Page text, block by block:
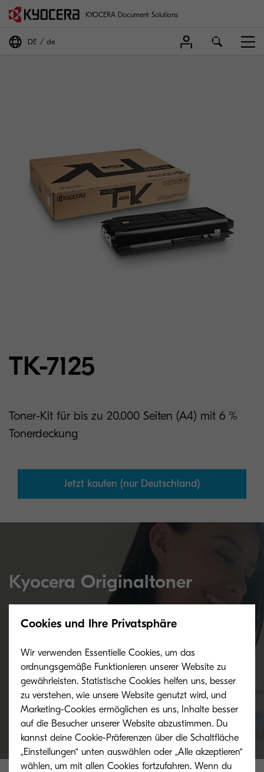
KYOCERA Document Solutions
DE de
TK-7125
Toner-Kit für bis zu 20.000 Seiten (A4) mit 6 %
Tonerdeckung
Jetzt kaufen (nur Deutschland)
Kyocera Originaltoner
Sparen Sie nicht am falschen Ende: Die Vorteile
Mehr Informationen
Cookies und Ihre Privatsphäre
Wir verwenden Essentielle Cookies, um das
ordnungsgemäße Funktionieren unserer Website zu
gewährleisten. Statistische Cookies helfen uns, besser
zu verstehen, wie unsere Website genutzt wird, und
Marketing-Cookies ermöglichen es uns, Inhalte besser
auf die Besucher unserer Website abzustimmen. Du
kannst deine Cookie-Präferenzen über die Schaltfläche
„Einstellungen“ unten auswählen oder „Alle akzeptieren“
wählen, um mit allen Cookies fortzufahren. Wenn du